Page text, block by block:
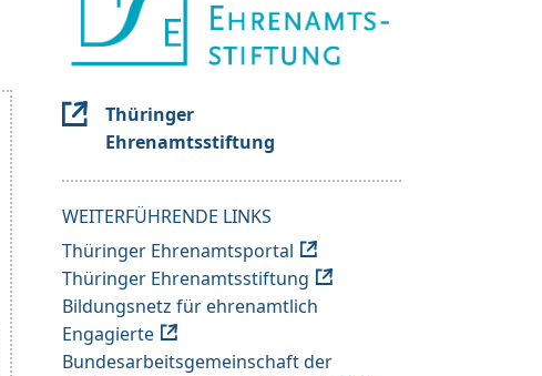
Thüringer
Ehrenamtsstiftung
WEITERFÜHRENDE LINKS
Thüringer Ehrenamtsportal
Thüringer Ehrenamtsstiftung
Bildungsnetz für ehrenamtlich
Engagierte
Bundesarbeitsgemeinschaft der